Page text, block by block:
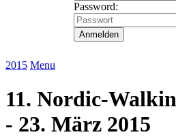
Password:
Anmelden
2015 Menu
11. Nordic-
- 23. März 2015